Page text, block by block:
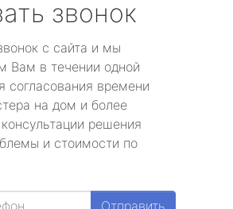
звонок
с сайта и мы
Вам в течении одной
согласования времени
на дом и более
решения
и стоимости по